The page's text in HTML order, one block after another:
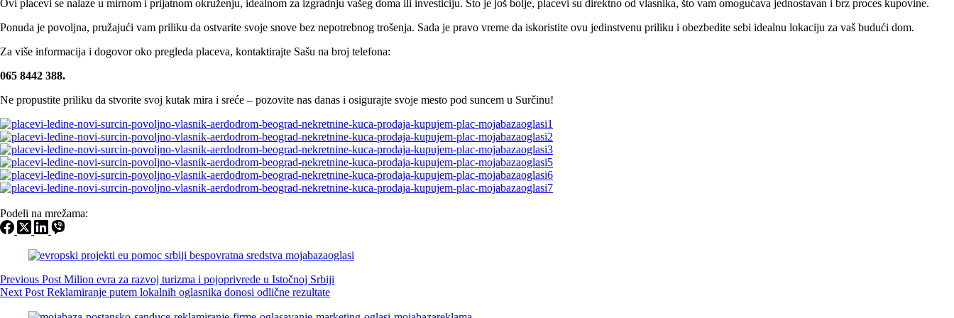
Ovi placevi se nalaze u mirnom i prijatnom okruženju, idealnom za izgradnju vašeg doma ili investiciju. Što je još bolje, placevi su direktno od vlasnika, što vam omogućava jednostavan i brz proces kupovine.
Ponuda je povoljna, pružajući vam priliku da ostvarite svoje snove bez nepotrebnog trošenja. Sada je pravo vreme da iskoristite ovu jedinstvenu priliku i obezbedite sebi idealnu lokaciju za vaš budući dom.
Za više informacija i dogovor oko pregleda placeva, kontaktirajte Sašu na broj telefona:
065 8442 388.
Ne propustite priliku da stvorite svoj kutak mira i sreće – pozovite nas danas i osigurajte svoje mesto pod suncem u Surčinu!
Podeli na mrežama:
Previous Post Milion evra za razvoj turizma i pojoprivrede u Istočnoj Srbiji
Next Post Reklamiranje putem lokalnih oglasnika donosi odlične rezultate